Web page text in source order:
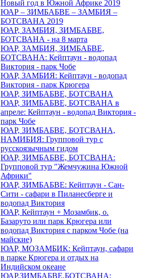
Новый год в Южной Африке 2019
ЮАР – ЗИМБАБВЕ – ЗАМБИЯ –
БОТСВАНА 2019
ЮАР, ЗАМБИЯ, ЗИМБАБВЕ,
БОТСВАНА - на 8 марта
ЮАР, ЗАМБИЯ, ЗИМБАБВЕ,
БОТСВАНА: Кейптаун - водопад
Виктория - парк Чобе
ЮАР, ЗАМБИЯ: Кейптаун - водопад
Виктория - парк Крюгера
ЮАР, ЗИМБАБВЕ, БОТСВАНА
ЮАР, ЗИМБАБВЕ, БОТСВАНА в
апреле: Кейптаун - водопад Виктория -
парк Чобе
ЮАР, ЗИМБАБВЕ, БОТСВАНА,
НАМИБИЯ: Групповой тур с
русскоязычным гидом
ЮАР, ЗИМБАБВЕ, БОТСВАНА:
Групповой тур "Жемчужина Южной
Африки"
ЮАР, ЗИМБАБВЕ: Кейптаун - Сан-
Сити - сафари в Пиланесберге и
водопад Виктория
ЮАР, Кейптаун + Мозамбик, о.
Базаруто или парк Крюгера или
водопад Виктория с парком Чобе (на
майские)
ЮАР, МОЗАМБИК: Кейптаун, сафари
в парке Крюгера и отдых на
Индийском океане
ЮАР,ЗИМБАБВЕ,БОТСВАНА: